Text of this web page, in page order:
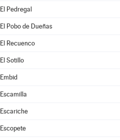
El Pedregal
El Pobo de Dueñas
El Recuenco
El Sotillo
Embid
Escamilla
Escariche
Escopete